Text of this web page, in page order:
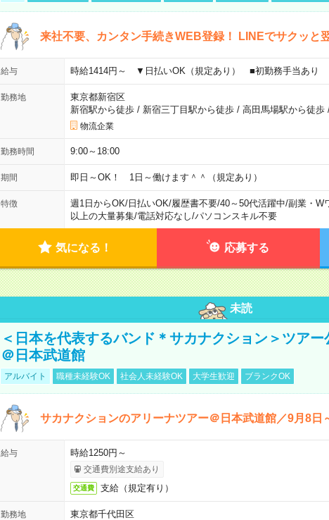
来社不要、カンタン手続きWEB登録！ LINEでサクッと
給与 時給1414円～ ▼日払いOK（規定あり） ■初勤務手当あり
勤務地
東京都新宿区
新宿駅から徒歩/ 新宿三丁目駅から徒歩/ 高田馬場駅から徒歩
物流企業
勤務時間 9:00～18:00
期間 即日～OK！ 1日～働けます＾＾（規定あり）
特徴 週1日からOK/日払いOK/履歴書不要/40～50代活躍中/副業・W
以上の大量募集/電話対応なし/パソコンスキル不要
気になる！ 応募する
未読
＜日本を代表するバンド＊サカナクション＞ツア
＠日本武道館
アルバイト 職種未経験OK 社会人未経験OK 大学生歓迎 ブランクOK
サカナクションのアリーナツアー＠日本武道館／9月8日
給与 時給1250円～
交通費別途支給あり
交通費 支給（規定有り）
勤務地
東京都千代田区